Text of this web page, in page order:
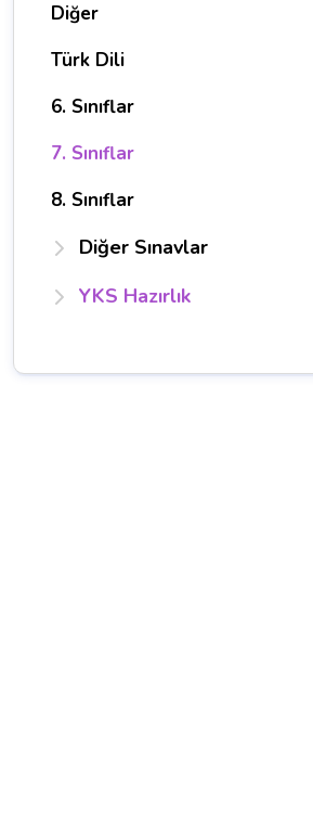
Diğer
Türk Dili
6. Sınıflar
7. Sınıflar
8. Sınıflar
Diğer Sınavlar
YKS Hazırlık